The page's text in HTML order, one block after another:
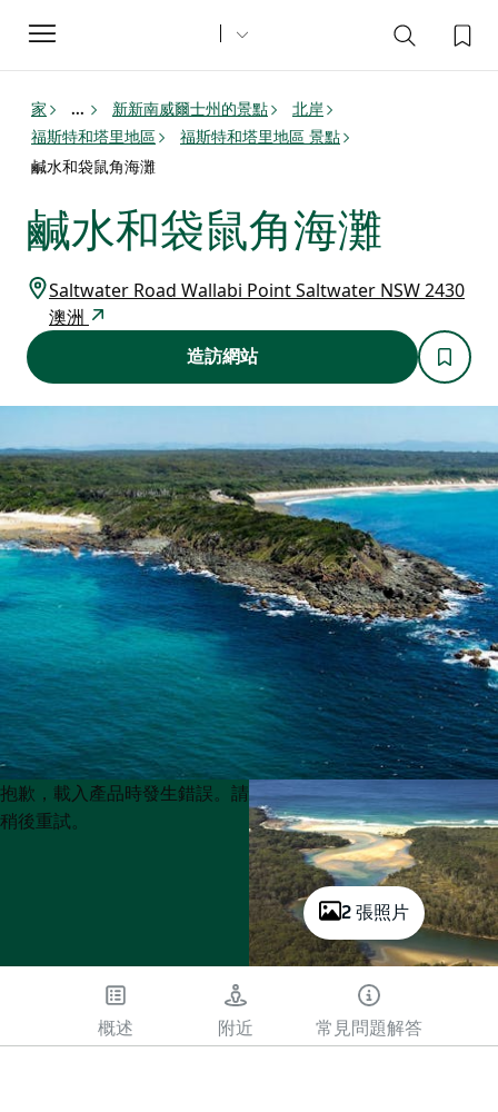
Toggle
navigation
家 ... 新新南威爾士州的景點
北岸
福斯特和塔里地區
福斯特和塔里地區 景點
鹹水和袋鼠角海灘
鹹水和袋鼠角海灘
Saltwater Road Wallabi Point Saltwater NSW 2430
澳洲
造訪網站
2 張照片
Product
List
Product
List
抱歉，載入產品時發生錯誤。請
稍後重試。
概述 附近 常見問題解答